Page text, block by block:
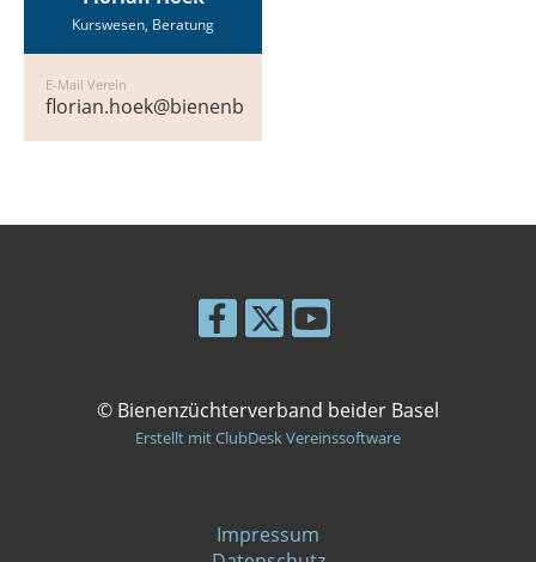
Kurswesen, Beratung
E-Mail Verein
florian.hoek@bienenbeiderbasel.ch
© Bienenzüchterverband beider Basel
Erstellt mit ClubDesk Vereinssoftware
Impressum